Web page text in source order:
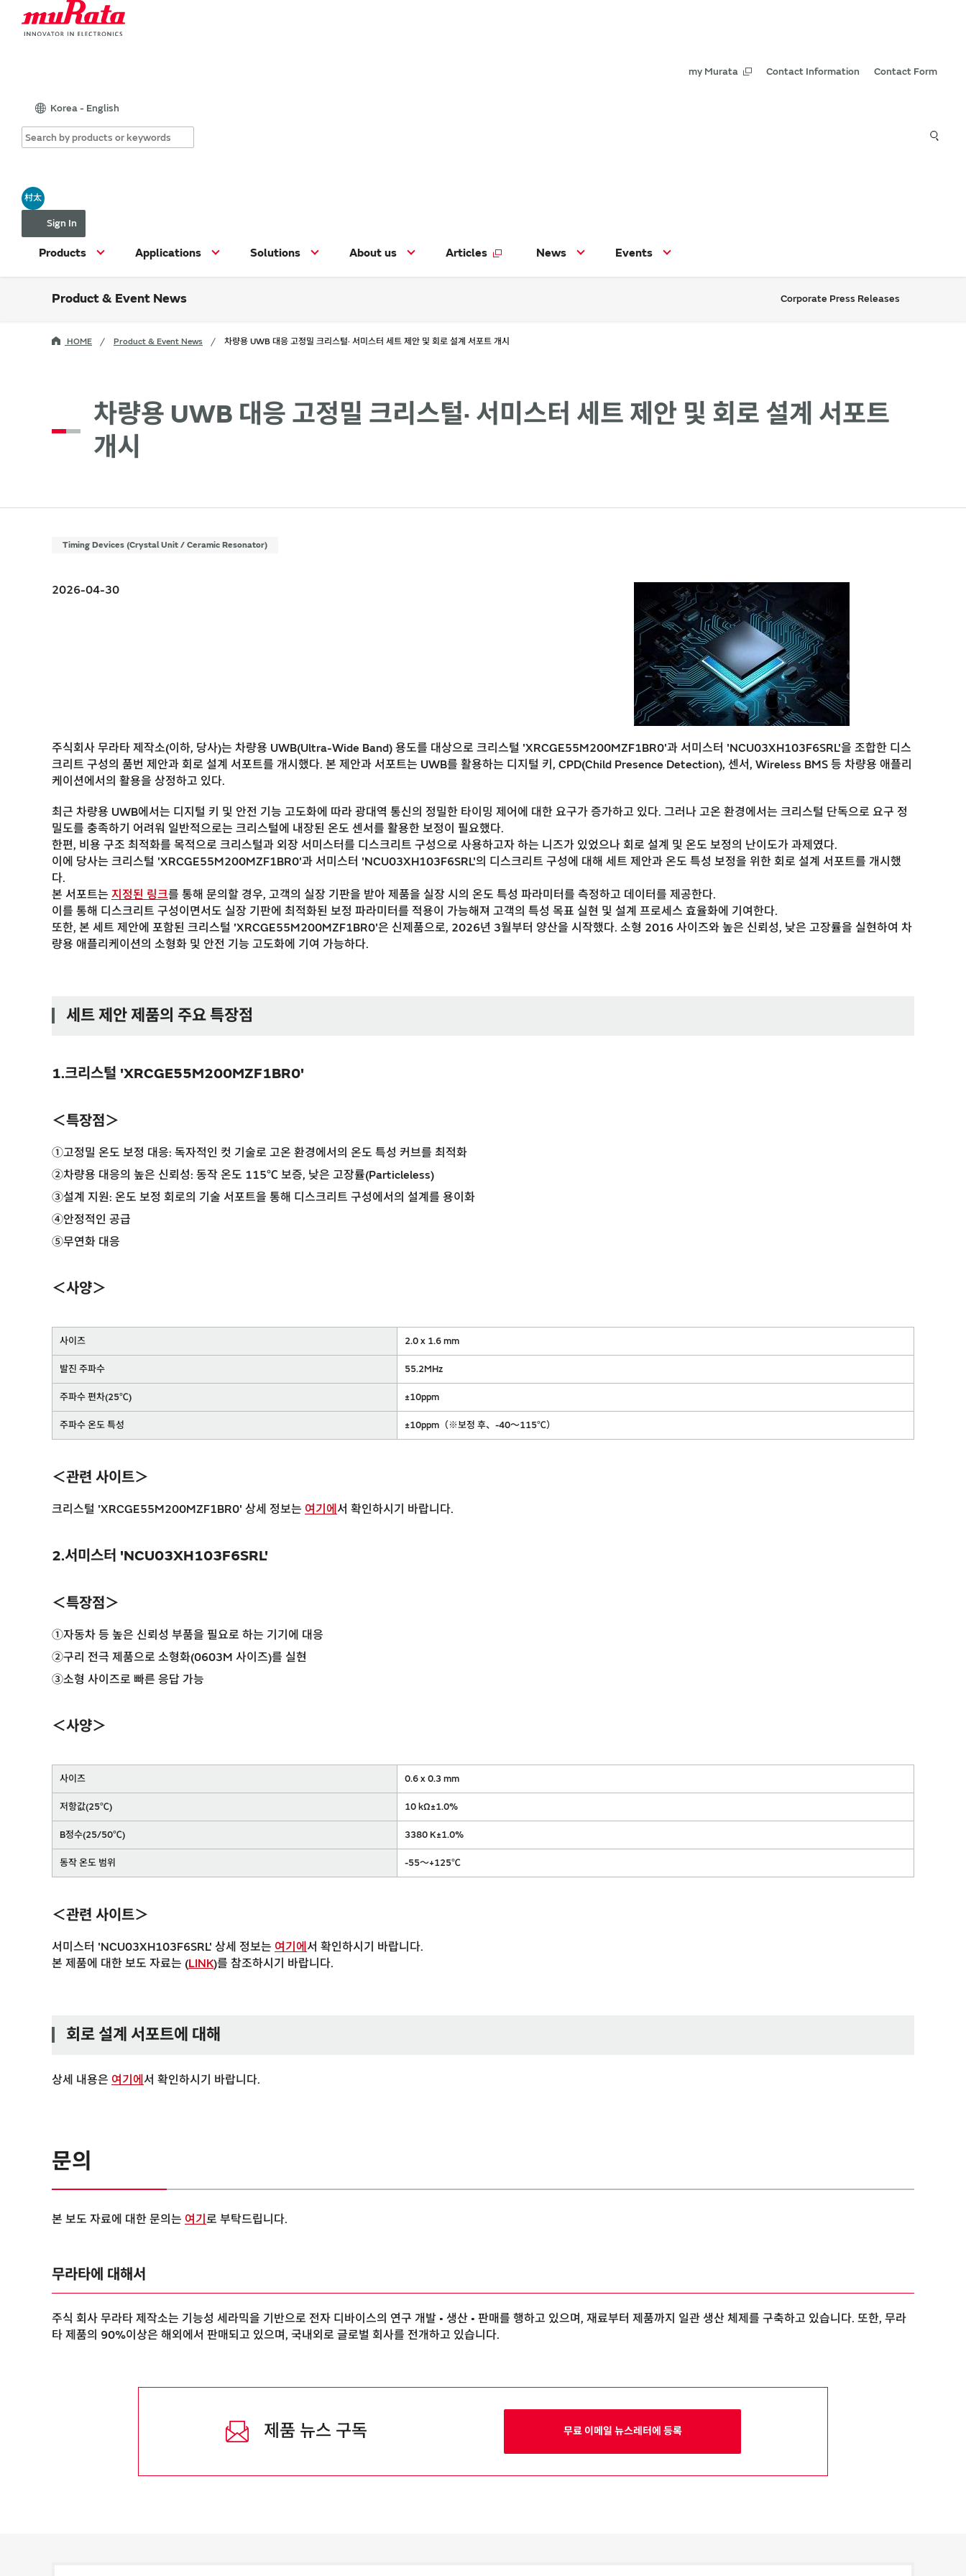
my Murata Contact Information Contact Form
Korea - English
村太
Sign In
Products Applications Solutions About us Articles News Events
Product & Event News Corporate Press Releases
HOME Product & Event News 차량용 UWB 대응 고정밀 크리스털· 서미스터 세트 제안 및 회로 설계 서포트 개시
차량용 UWB 대응 고정밀 크리스털· 서미스터 세트 제안 및 회로 설계 서포트
개시
Timing Devices (Crystal Unit / Ceramic Resonator)
2026-04-30
주식회사 무라타 제작소(이하, 당사)는 차량용 UWB(Ultra-Wide Band) 용도를 대상으로 크리스털 'XRCGE55M200MZF1BR0'과 서미스터 'NCU03XH103F6SRL'을 조합한 디스
크리트 구성의 품번 제안과 회로 설계 서포트를 개시했다. 본 제안과 서포트는 UWB를 활용하는 디지털 키, CPD(Child Presence Detection), 센서, Wireless BMS 등 차량용 애플리
케이션에서의 활용을 상정하고 있다.
최근 차량용 UWB에서는 디지털 키 및 안전 기능 고도화에 따라 광대역 통신의 정밀한 타이밍 제어에 대한 요구가 증가하고 있다. 그러나 고온 환경에서는 크리스털 단독으로 요구 정
밀도를 충족하기 어려워 일반적으로는 크리스털에 내장된 온도 센서를 활용한 보정이 필요했다.
한편, 비용 구조 최적화를 목적으로 크리스털과 외장 서미스터를 디스크리트 구성으로 사용하고자 하는 니즈가 있었으나 회로 설계 및 온도 보정의 난이도가 과제였다.
이에 당사는 크리스털 'XRCGE55M200MZF1BR0'과 서미스터 'NCU03XH103F6SRL'의 디스크리트 구성에 대해 세트 제안과 온도 특성 보정을 위한 회로 설계 서포트를 개시했
다.
본 서포트는 지정된 링크를 통해 문의할 경우, 고객의 실장 기판을 받아 제품을 실장 시의 온도 특성 파라미터를 측정하고 데이터를 제공한다.
이를 통해 디스크리트 구성이면서도 실장 기판에 최적화된 보정 파라미터를 적용이 가능해져 고객의 특성 목표 실현 및 설계 프로세스 효율화에 기여한다.
또한, 본 세트 제안에 포함된 크리스털 'XRCGE55M200MZF1BR0'은 신제품으로, 2026년 3월부터 양산을 시작했다. 소형 2016 사이즈와 높은 신뢰성, 낮은 고장률을 실현하여 차
량용 애플리케이션의 소형화 및 안전 기능 고도화에 기여 가능하다.
세트 제안 제품의 주요 특장점
1.크리스털 'XRCGE55M200MZF1BR0'
＜특장점＞
①고정밀 온도 보정 대응: 독자적인 컷 기술로 고온 환경에서의 온도 특성 커브를 최적화
②차량용 대응의 높은 신뢰성: 동작 온도 115℃ 보증, 낮은 고장률(Particleless)
③설계 지원: 온도 보정 회로의 기술 서포트을 통해 디스크리트 구성에서의 설계를 용이화
④안정적인 공급
⑤무연화 대응
＜사양＞
사이즈 2.0 x 1.6 mm
발진 주파수 55.2MHz
주파수 편차(25℃) ±10ppm
주파수 온도 특성 ±10ppm（※보정 후、-40～115℃）
＜관련 사이트＞
크리스털 'XRCGE55M200MZF1BR0' 상세 정보는 여기에 서 확인하시기 바랍니다.
2.서미스터 'NCU03XH103F6SRL'
＜특장점＞
①자동차 등 높은 신뢰성 부품을 필요로 하는 기기에 대응
②구리 전극 제품으로 소형화(0603M 사이즈)를 실현
③소형 사이즈로 빠른 응답 가능
＜사양＞
사이즈 0.6 x 0.3 mm
저항값(25℃) 10 kΩ±1.0%
B정수(25/50℃) 3380 K±1.0%
동작 온도 범위 -55～+125℃
＜관련 사이트＞
서미스터 'NCU03XH103F6SRL' 상세 정보는 여기에 서 확인하시기 바랍니다.
본 제품에 대한 보도 자료는 (LINK)를 참조하시기 바랍니다.
회로 설계 서포트에 대해
상세 내용은 여기에 서 확인하시기 바랍니다.
문의
본 보도 자료에 대한 문의는 여기 로 부탁드립니다.
무라타에 대해서
주식 회사 무라타 제작소는 기능성 세라믹을 기반으로 전자 디바이스의 연구 개발 • 생산 • 판매를 행하고 있으며, 재료부터 제품까지 일관 생산 체제를 구축하고 있습니다. 또한, 무라
타 제품의 90%이상은 해외에서 판매되고 있으며, 국내외로 글로벌 회사를 전개하고 있습니다.
제품 뉴스 구독 무료 이메일 뉴스레터에 등록